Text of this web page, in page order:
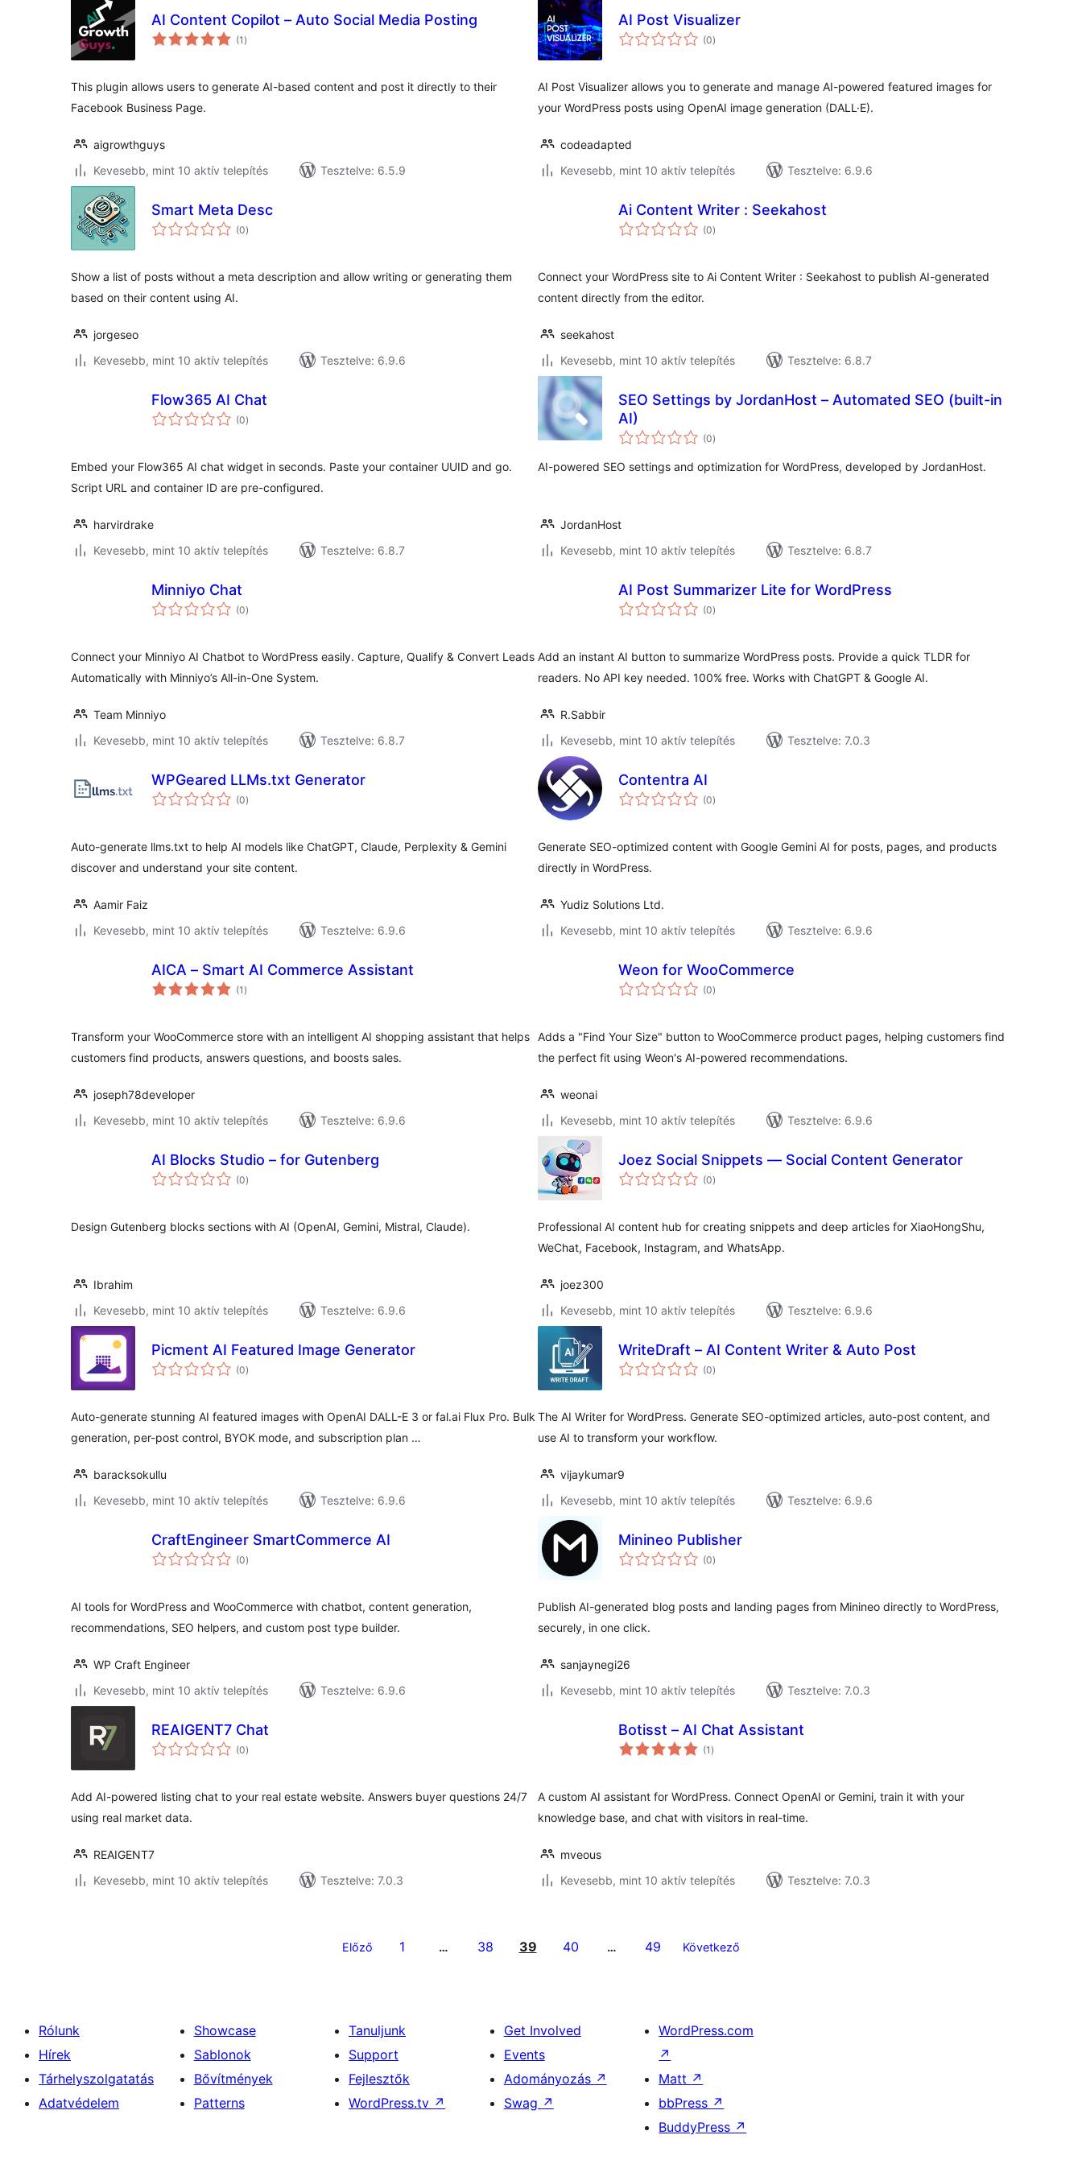
AI Content Copilot – Auto Social Media Posting
(1 értékelés
összesen
)
This plugin allows users to generate AI-based content and post it directly to their
Facebook Business Page.
aigrowthguys
Kevesebb, mint 10 aktív telepítés
Tesztelve: 6.5.9
AI Post Visualizer
(0értékelés
összesen
)
AI Post Visualizer allows you to generate and manage AI-powered featured images for
your WordPress posts using OpenAI image generation (DALL·E).
codeadapted
Kevesebb, mint 10 aktív telepítés
Tesztelve: 6.9.6
Smart Meta Desc
(0értékelés
összesen
)
Show a list of posts without a meta description and allow writing or generating them
based on their content using AI.
jorgeseo
Kevesebb, mint 10 aktív telepítés
Tesztelve: 6.9.6
Ai Content Writer : Seekahost
(0értékelés
összesen
)
Connect your WordPress site to Ai Content Writer : Seekahost to publish AI-generated
content directly from the editor.
seekahost
Kevesebb, mint 10 aktív telepítés
Tesztelve: 6.8.7
Flow365 AI Chat
(0értékelés
összesen
)
Embed your Flow365 AI chat widget in seconds. Paste your container UUID and go.
Script URL and container ID are pre-configured.
harvirdrake
Kevesebb, mint 10 aktív telepítés
Tesztelve: 6.8.7
SEO Settings by JordanHost – Automated SEO (built-in
AI)
(0értékelés
összesen
)
AI-powered SEO settings and optimization for WordPress, developed by JordanHost.
JordanHost
Kevesebb, mint 10 aktív telepítés
Tesztelve: 6.8.7
Minniyo Chat
(0értékelés
összesen
)
Connect your Minniyo AI Chatbot to WordPress easily. Capture, Qualify & Convert Leads
Automatically with Minniyo’s All-in-One System.
Team Minniyo
Kevesebb, mint 10 aktív telepítés
Tesztelve: 6.8.7
AI Post Summarizer Lite for WordPress
(0értékelés
összesen
)
Add an instant AI button to summarize WordPress posts. Provide a quick TLDR for
readers. No API key needed. 100% free. Works with ChatGPT & Google AI.
R.Sabbir
Kevesebb, mint 10 aktív telepítés
Tesztelve: 7.0.3
WPGeared LLMs.txt Generator
(0értékelés
összesen
)
Auto-generate llms.txt to help AI models like ChatGPT, Claude, Perplexity & Gemini
discover and understand your site content.
Aamir Faiz
Kevesebb, mint 10 aktív telepítés
Tesztelve: 6.9.6
Contentra AI
(0értékelés
összesen
)
Generate SEO-optimized content with Google Gemini AI for posts, pages, and products
directly in WordPress.
Yudiz Solutions Ltd.
Kevesebb, mint 10 aktív telepítés
Tesztelve: 6.9.6
AICA – Smart AI Commerce Assistant
(1 értékelés
összesen
)
Transform your WooCommerce store with an intelligent AI shopping assistant that helps
customers find products, answers questions, and boosts sales.
joseph78developer
Kevesebb, mint 10 aktív telepítés
Tesztelve: 6.9.6
Weon for WooCommerce
(0értékelés
összesen
)
Adds a "Find Your Size" button to WooCommerce product pages, helping customers find
the perfect fit using Weon's AI-powered recommendations.
weonai
Kevesebb, mint 10 aktív telepítés
Tesztelve: 6.9.6
AI Blocks Studio – for Gutenberg
(0értékelés
összesen
)
Design Gutenberg blocks sections with AI (OpenAI, Gemini, Mistral, Claude).
Ibrahim
Kevesebb, mint 10 aktív telepítés
Tesztelve: 6.9.6
Joez Social Snippets — Social Content Generator
(0értékelés
összesen
)
Professional AI content hub for creating snippets and deep articles for XiaoHongShu,
WeChat, Facebook, Instagram, and WhatsApp.
joez300
Kevesebb, mint 10 aktív telepítés
Tesztelve: 6.9.6
Picment AI Featured Image Generator
(0értékelés
összesen
)
Auto-generate stunning AI featured images with OpenAI DALL-E 3 or fal.ai Flux Pro. Bulk
generation, per-post control, BYOK mode, and subscription plan …
baracksokullu
Kevesebb, mint 10 aktív telepítés
Tesztelve: 6.9.6
WriteDraft – AI Content Writer & Auto Post
(0értékelés
összesen
)
The AI Writer for WordPress. Generate SEO-optimized articles, auto-post content, and
use AI to transform your workflow.
vijaykumar9
Kevesebb, mint 10 aktív telepítés
Tesztelve: 6.9.6
CraftEngineer SmartCommerce AI
(0értékelés
összesen
)
AI tools for WordPress and WooCommerce with chatbot, content generation,
recommendations, SEO helpers, and custom post type builder.
WP Craft Engineer
Kevesebb, mint 10 aktív telepítés
Tesztelve: 6.9.6
Minineo Publisher
(0értékelés
összesen
)
Publish AI-generated blog posts and landing pages from Minineo directly to WordPress,
securely, in one click.
sanjaynegi26
Kevesebb, mint 10 aktív telepítés
Tesztelve: 7.0.3
REAIGENT7 Chat
(0értékelés
összesen
)
Add AI-powered listing chat to your real estate website. Answers buyer questions 24/7
using real market data.
REAIGENT7
Kevesebb, mint 10 aktív telepítés
Tesztelve: 7.0.3
Botisst – AI Chat Assistant
(1 értékelés
összesen
)
A custom AI assistant for WordPress. Connect OpenAI or Gemini, train it with your
knowledge base, and chat with visitors in real-time.
mveous
Kevesebb, mint 10 aktív telepítés
Tesztelve: 7.0.3
Előző 1 … 38 39 40 … 49 Következő
Rólunk
Hírek
Tárhelyszolgatatás
Adatvédelem
Showcase
Sablonok
Bővítmények
Patterns
Tanuljunk
Support
Fejlesztők
WordPress.tv ↗
Get Involved
Events
Adományozás ↗
Swag ↗
WordPress.com
↗
Matt ↗
bbPress ↗
BuddyPress ↗